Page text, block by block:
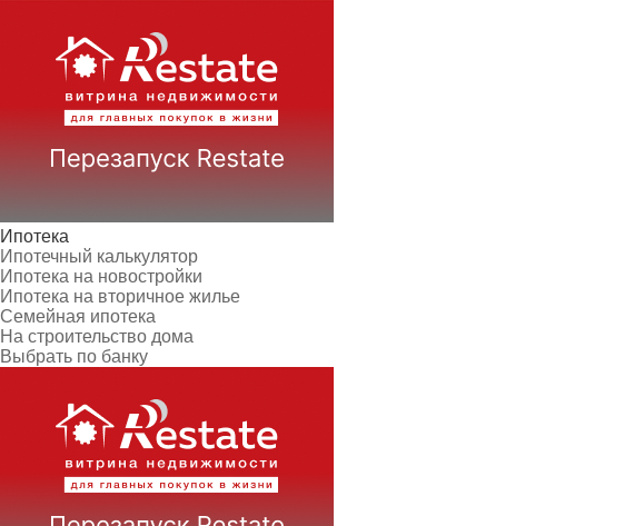
Ипотека
Ипотечный калькулятор
Ипотека на новостройки
Ипотека на вторичное жилье
Семейная ипотека
На строительство дома
Выбрать по банку